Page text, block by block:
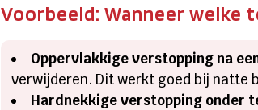
Voorbeeld: Wanneer welke
Oppervlakkige verstopping na
verwijderen. Dit werkt goed bij natte
Hardnekkige verstopping onder